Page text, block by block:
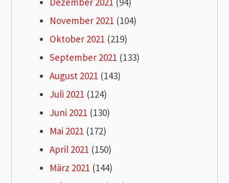
November 2021 (104)
Oktober 2021 (219)
September 2021 (133)
August 2021 (143)
Juli 2021 (124)
Juni 2021 (130)
Mai 2021 (172)
April 2021 (150)
März 2021 (144)